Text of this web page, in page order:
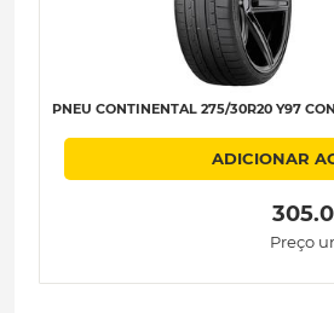
PNEU CONTINENTAL 275/30R20 Y97
ADICIONAR
Preço